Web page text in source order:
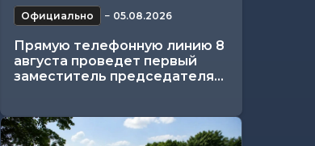
Официально − 05.08.2026
Прямую телефонную линию 8
августа проведет первый
заместитель председателя...